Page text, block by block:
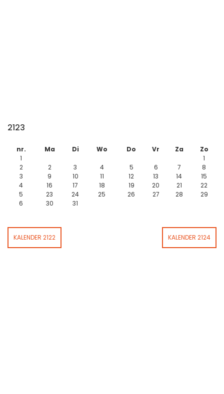
2123
nr. Ma Di Wo Do Vr Za
Zo
1
1
2
2 3 4 5 6 7
8
3
9 10 11 12 13 14
15
4
16 17 18 19 20 21
22
5
23 24 25 26 27 28
29
6
30 31
KALENDER 2122 KALENDER 2124